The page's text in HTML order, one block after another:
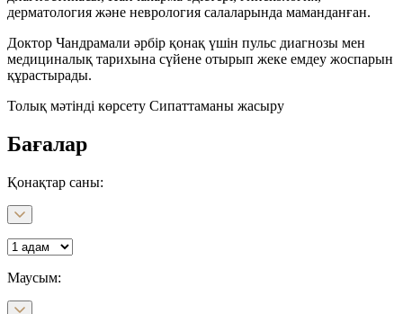
дерматология және неврология салаларында маманданған.
Доктор Чандрамали әрбір қонақ үшін пульс диагнозы мен
медициналық тарихына сүйене отырып жеке емдеу жоспарын
құрастырады.
Толық мәтінді көрсету Сипаттаманы жасыру
Бағалар
Қонақтар саны:
Маусым: